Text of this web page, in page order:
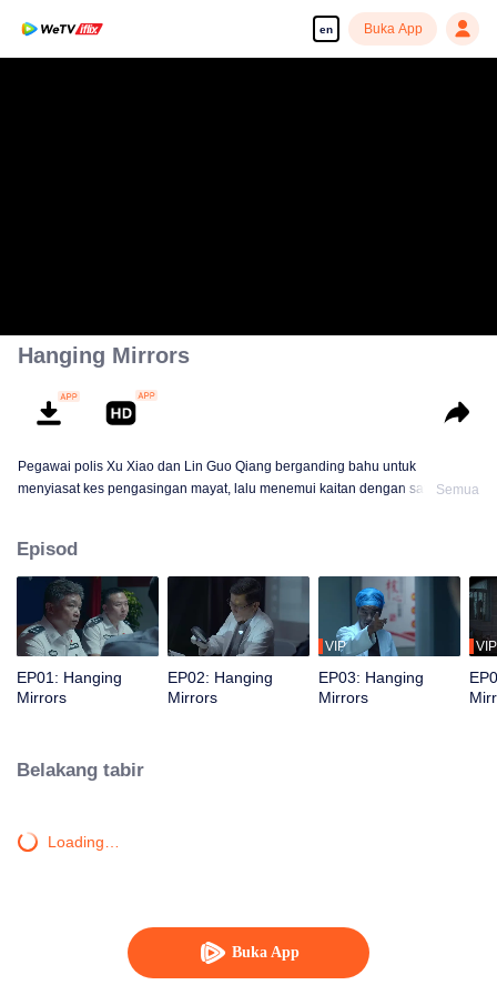
en Buka App
Buka App
Hanging Mirrors
Pegawai polis Xu Xiao dan Lin Guo Qiang berganding bahu untuk
menyiasat kes pengasingan mayat, lalu menemui kaitan dengan satu ritual
Semua
Episod
EP01: Hanging
Mirrors
EP02: Hanging
Mirrors
VIP
EP03: Hanging
Mirrors
VIP
Belakang tabir
Loading…